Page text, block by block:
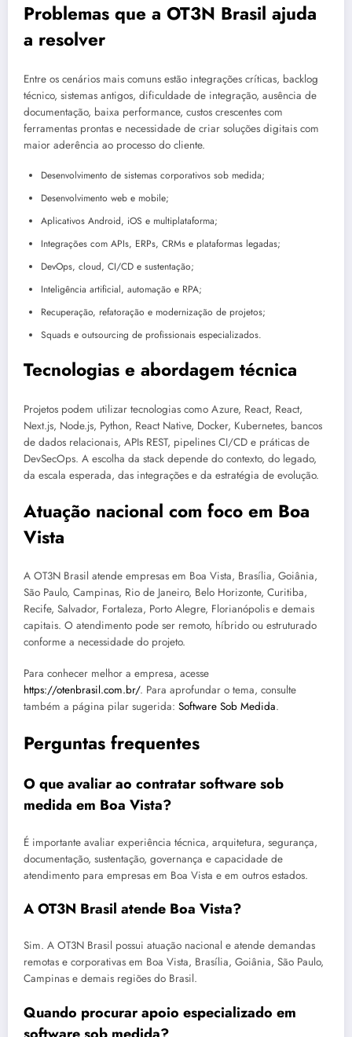
Problemas que a OT3N Brasil ajuda
a resolver
Entre os cenários mais comuns estão integrações críticas, backlog
técnico, sistemas antigos, dificuldade de integração, ausência de
documentação, baixa performance, custos crescentes com
ferramentas prontas e necessidade de criar soluções digitais com
maior aderência ao processo do cliente.
Desenvolvimento de sistemas corporativos sob medida;
Desenvolvimento web e mobile;
Aplicativos Android, iOS e multiplataforma;
Integrações com APIs, ERPs, CRMs e plataformas legadas;
DevOps, cloud, CI/CD e sustentação;
Inteligência artificial, automação e RPA;
Recuperação, refatoração e modernização de projetos;
Squads e outsourcing de profissionais especializados.
Tecnologias e abordagem técnica
Projetos podem utilizar tecnologias como Azure, React, React,
Next.js, Node.js, Python, React Native, Docker, Kubernetes, bancos
de dados relacionais, APIs REST, pipelines CI/CD e práticas de
DevSecOps. A escolha da stack depende do contexto, do legado,
da escala esperada, das integrações e da estratégia de evolução.
Atuação nacional com foco em Boa
Vista
A OT3N Brasil atende empresas em Boa Vista, Brasília, Goiânia,
São Paulo, Campinas, Rio de Janeiro, Belo Horizonte, Curitiba,
Recife, Salvador, Fortaleza, Porto Alegre, Florianópolis e demais
capitais. O atendimento pode ser remoto, híbrido ou estruturado
conforme a necessidade do projeto.
Para conhecer melhor a empresa, acesse
https://otenbrasil.com.br/. Para aprofundar o tema, consulte
também a página pilar sugerida: Software Sob Medida.
Perguntas frequentes
O que avaliar ao contratar software sob
medida em Boa Vista?
É importante avaliar experiência técnica, arquitetura, segurança,
documentação, sustentação, governança e capacidade de
atendimento para empresas em Boa Vista e em outros estados.
A OT3N Brasil atende Boa Vista?
Sim. A OT3N Brasil possui atuação nacional e atende demandas
remotas e corporativas em Boa Vista, Brasília, Goiânia, São Paulo,
Campinas e demais regiões do Brasil.
Quando procurar apoio especializado em